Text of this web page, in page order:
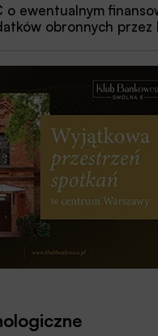
o ewentualnym
obronnych przez